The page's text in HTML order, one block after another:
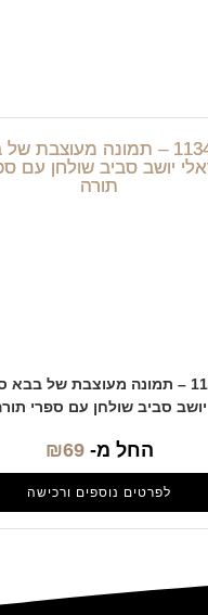
1134 – תמונה מעוצבת של בבא
יושב סביב שולחן עם ספרי
החל מ- ₪69
לפרטים נוספים ורכישה